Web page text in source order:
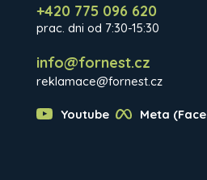
+420 775 096 620
prac. dni od 7:30-15:30
info@fornest.cz
reklamace@fornest.cz
Youtube Meta